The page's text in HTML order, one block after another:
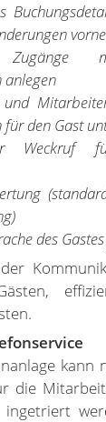
Zugänge
anlegen
und
für den Gast
des
die
ingetriert